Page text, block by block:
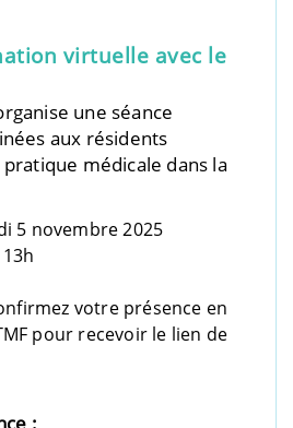
virtuelle avec le
une séance
aux résidents
médicale dans la
5 novembre 2025
votre présence en
pour recevoir le lien de